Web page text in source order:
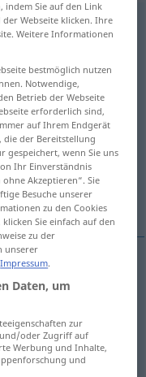
>
antippen)
peculiarity, particularity, special feature
characteristic)
Sie auf den Link
Webseite klicken. Ihre
Weitere Informationen
bestmöglich nutzen
Notwendige,
Betrieb der Webseite
erforderlich sind,
auf Ihrem Endgerät
die der Bereitstellung
gespeichert, wenn Sie uns
Ihr Einverständnis
Akzeptieren“. Sie
Besuche unserer
zu den Cookies
Sie einfach auf den
zu der
unserer
Impressum.
Daten, um
zur
oder Zugriff auf
Werbung und Inhalte,
und